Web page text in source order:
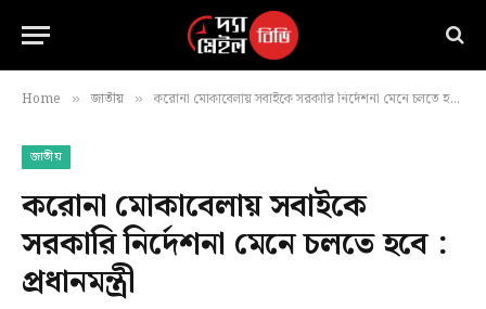
Home » জাতীয় » করোনা মোকাবেলায় সবাইকে সরকারি নির্দেশনা মেনে চলতে হবে : প্রধানমন্ত্রী
জাতীয়
করোনা মোকাবেলায় সবাইকে
সরকারি নির্দেশনা মেনে চলতে হবে :
প্রধানমন্ত্রী